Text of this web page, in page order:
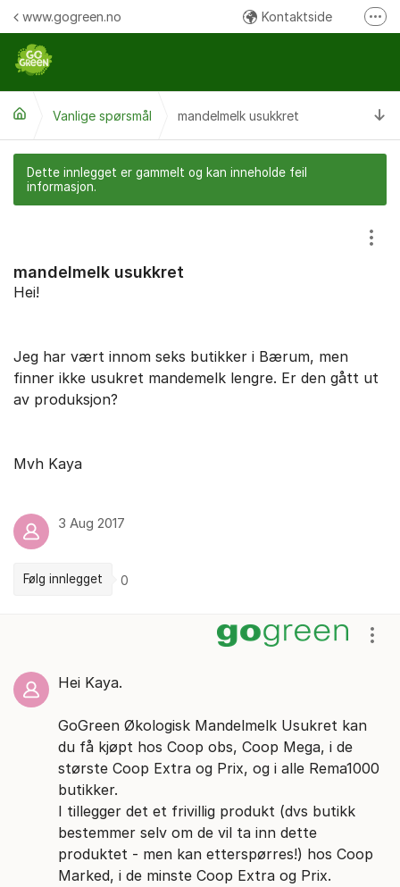
Gå til innhold
www.gogreen.no Kontaktside
Ring oss
Vanlige spørsmål mandelmelk usukkret
Dette innlegget er gammelt og kan inneholde feil
informasjon.
mandelmelk usukkret
Vis/
Hei!
Jeg har vært innom seks butikker i Bærum, men
finner ikke usukret mandemelk lengre. Er den gått ut
av produksjon?
Mvh Kaya
3 Aug 2017
Følg innlegget 0
Hei Kaya.
GoGreen Økologisk Mandelmelk Usukret kan
du få kjøpt hos Coop obs, Coop Mega, i de
største Coop Extra og Prix, og i alle Rema1000
butikker.
I tillegger det et frivillig produkt (dvs butikk
bestemmer selv om de vil ta inn dette
produktet - men kan etterspørres!) hos Coop
Marked, i de minste Coop Extra og Prix.
Vis/